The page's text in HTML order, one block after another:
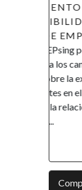
LA
DE
AVISO